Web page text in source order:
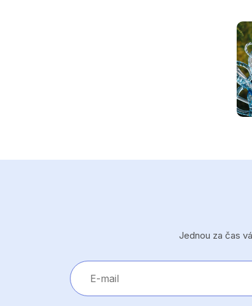
Jednou za čas